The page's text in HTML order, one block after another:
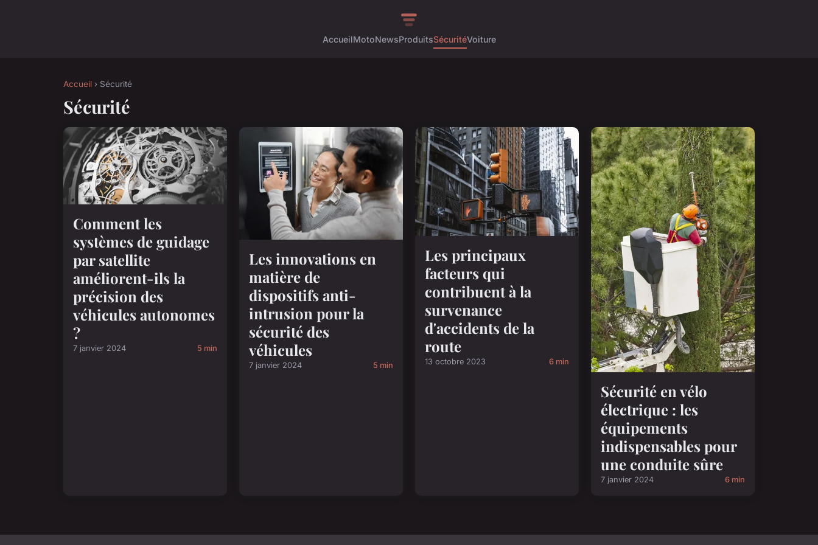
AccueilMotoNewsProduitsSécuritéVoiture
Accueil › Sécurité
Sécurité
Comment les
systèmes de guidage
par satellite
améliorent-ils la
précision des
véhicules autonomes
?
7 janvier 2024 5 min
Les innovations en
matière de
dispositifs anti-
intrusion pour la
sécurité des
véhicules
7 janvier 2024 5 min
Les principaux
facteurs qui
contribuent à la
survenance
d'accidents de la
route
13 octobre 2023 6 min
Sécurité en vélo
électrique : les
équipements
indispensables pour
une conduite sûre
7 janvier 2024 6 min